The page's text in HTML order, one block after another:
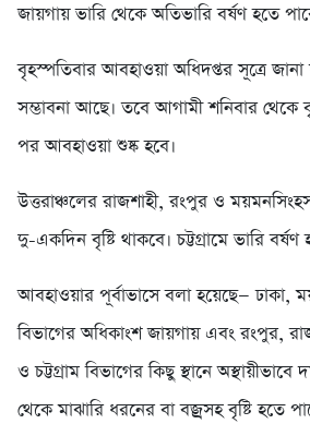
জায়গায় ভারি থেকে অতিভারি বর্ষণ হতে
বৃহস্পতিবার আবহাওয়া অধিদপ্তর সূত্রে জানা
সম্ভাবনা আছে। তবে আগামী শনিবার থেকে
পর আবহাওয়া শুষ্ক হবে।
উত্তরাঞ্চলের রাজশাহী, রংপুর ও
দু-একদিন বৃষ্টি থাকবে। চট্টগ্রামে ভারি বর্ষণ
আবহাওয়ার পূর্বাভাসে বলা হয়েছে— ঢাকা,
বিভাগের অধিকাংশ জায়গায় এবং রংপুর,
ও চট্টগ্রাম বিভাগের কিছু স্থানে
থেকে মাঝারি ধরনের বা বজ্রসহ বৃষ্টি হতে